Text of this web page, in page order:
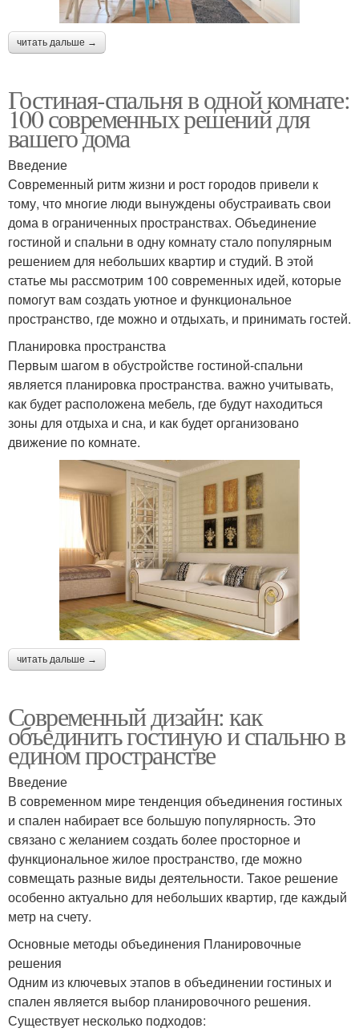
читать дальше →
Гостиная-спальня в одной комнате:
100 современных решений для
вашего дома
Введение
Современный ритм жизни и рост городов привели к
тому, что многие люди вынуждены обустраивать свои
дома в ограниченных пространствах. Объединение
гостиной и спальни в одну комнату стало популярным
решением для небольших квартир и студий. В этой
статье мы рассмотрим 100 современных идей, которые
помогут вам создать уютное и функциональное
пространство, где можно и отдыхать, и принимать гостей.
Планировка пространства
Первым шагом в обустройстве гостиной-спальни
является планировка пространства. важно учитывать,
как будет расположена мебель, где будут находиться
зоны для отдыха и сна, и как будет организовано
движение по комнате.
читать дальше →
Современный дизайн: как
объединить гостиную и спальню в
едином пространстве
Введение
В современном мире тенденция объединения гостиных
и спален набирает все большую популярность. Это
связано с желанием создать более просторное и
функциональное жилое пространство, где можно
совмещать разные виды деятельности. Такое решение
особенно актуально для небольших квартир, где каждый
метр на счету.
Основные методы объединения Планировочные
решения
Одним из ключевых этапов в объединении гостиных и
спален является выбор планировочного решения.
Существует несколько подходов: